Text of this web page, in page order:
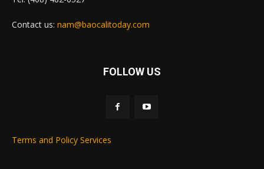
Contact us: nam@baocalitoday.com
FOLLOW US
Terms and Policy Services